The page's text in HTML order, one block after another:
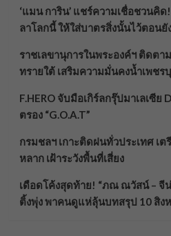
‘แมน การิน’ แชร์ความเชื่อชวนคิ
ลาโลกนี้ ให้ใส่บาตรสิ่งนั้นไว้ตอนยั
ราชเลขานุการในพระองค์ฯ ติดตา
ทรายใต้ เสริมความมั่นคงน้ำเพชร
F.HERO จับมือเกิร์ลกรุ๊ปมาเลเซีย
ตรอง “G.O.A.T”
กรมชลฯ เกาะติดฝนทั่วประเทศ เ
หลาก เฝ้าระวังพื้นที่เสี่ยง
เดือดโค้งสุดท้าย! “ภณ ณวัสน์ – จีน่
ติ้งพุ่ง พาคนดูแห่ลุ้นบทสรุป 10 สิง